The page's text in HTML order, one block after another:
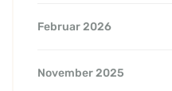
Februar 2026
November 2025